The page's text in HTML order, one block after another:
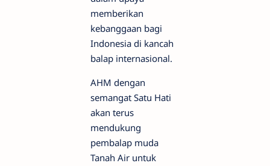
memberikan
kebanggaan bagi
Indonesia di kancah
balap internasional.
AHM dengan
semangat Satu Hati
akan terus
mendukung
pembalap muda
Tanah Air untuk